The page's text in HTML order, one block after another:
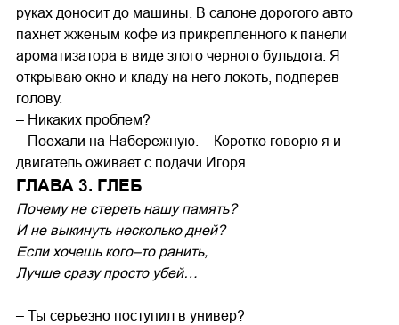
руках доносит до машины. В салоне дорогого авто
пахнет жженым кофе из прикрепленного к панели
ароматизатора в виде злого черного бульдога. Я
открываю окно и кладу на него локоть, подперев
голову.
– Никаких проблем?
– Поехали на Набережную. – Коротко говорю я и
двигатель оживает с подачи Игоря.
ГЛАВА 3. ГЛЕБ
Почему не стереть нашу память?
И не выкинуть несколько дней?
Если хочешь кого–то ранить,
Лучше сразу просто убей…
– Ты серьезно поступил в универ?